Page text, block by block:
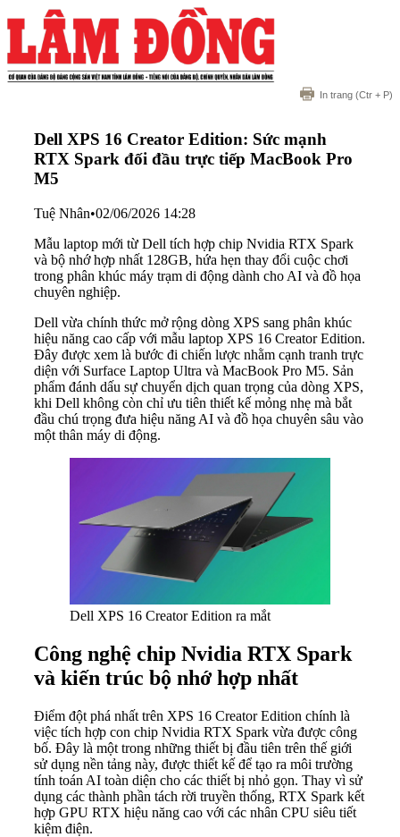
In trang (Ctr + P)
Dell XPS 16 Creator Edition: Sức mạnh
RTX Spark đối đầu trực tiếp MacBook Pro
M5
Tuệ Nhân•02/06/2026 14:28
Mẫu laptop mới từ Dell tích hợp chip Nvidia RTX Spark
và bộ nhớ hợp nhất 128GB, hứa hẹn thay đổi cuộc chơi
trong phân khúc máy trạm di động dành cho AI và đồ họa
chuyên nghiệp.
Dell vừa chính thức mở rộng dòng XPS sang phân khúc
hiệu năng cao cấp với mẫu laptop XPS 16 Creator Edition.
Đây được xem là bước đi chiến lược nhằm cạnh tranh trực
diện với Surface Laptop Ultra và MacBook Pro M5. Sản
phẩm đánh dấu sự chuyển dịch quan trọng của dòng XPS,
khi Dell không còn chỉ ưu tiên thiết kế mỏng nhẹ mà bắt
đầu chú trọng đưa hiệu năng AI và đồ họa chuyên sâu vào
một thân máy di động.
Dell XPS 16 Creator Edition ra mắt
Công nghệ chip Nvidia RTX Spark
và kiến trúc bộ nhớ hợp nhất
Điểm đột phá nhất trên XPS 16 Creator Edition chính là
việc tích hợp con chip Nvidia RTX Spark vừa được công
bố. Đây là một trong những thiết bị đầu tiên trên thế giới
sử dụng nền tảng này, được thiết kế để tạo ra môi trường
tính toán AI toàn diện cho các thiết bị nhỏ gọn. Thay vì sử
dụng các thành phần tách rời truyền thống, RTX Spark kết
hợp GPU RTX hiệu năng cao với các nhân CPU siêu tiết
kiệm điện.